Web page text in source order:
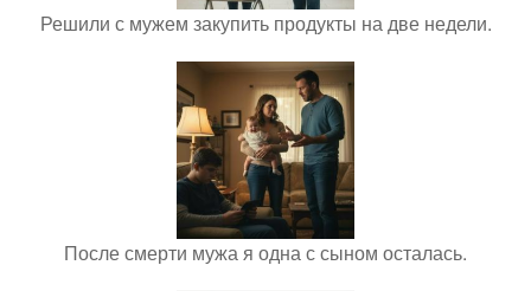
Решили с мужем закупить продукты на две недели.
После смерти мужа я одна с сыном осталась.